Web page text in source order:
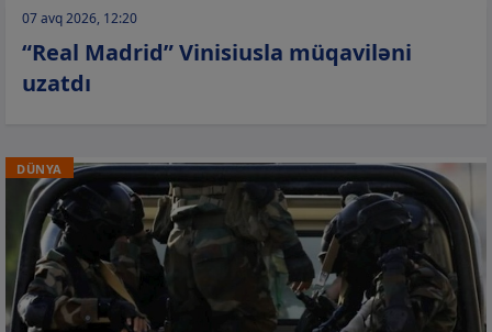
07 avq 2026, 12:20
“Real Madrid” Vinisiusla müqaviləni
uzatdı
DÜNYA